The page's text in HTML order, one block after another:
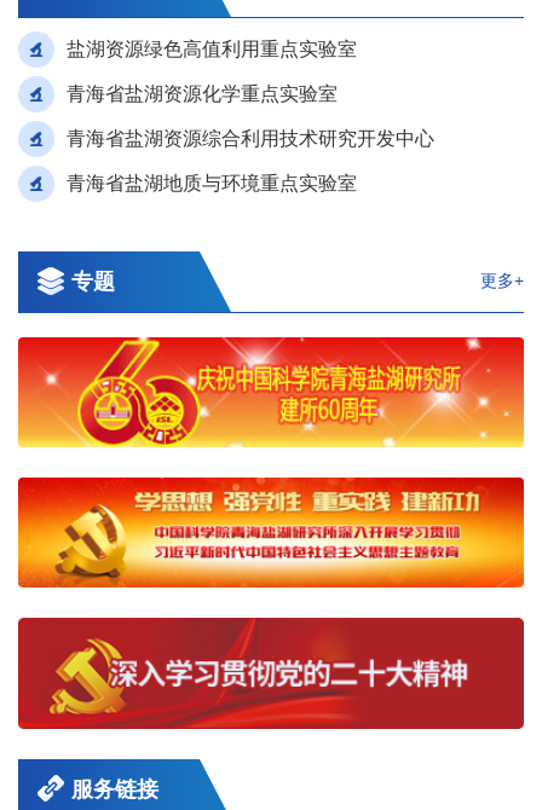
盐湖资源绿色高值利用重点实验室
青海省盐湖资源化学重点实验室
青海省盐湖资源综合利用技术研究开发中心
青海省盐湖地质与环境重点实验室
专题 更多+
服务链接